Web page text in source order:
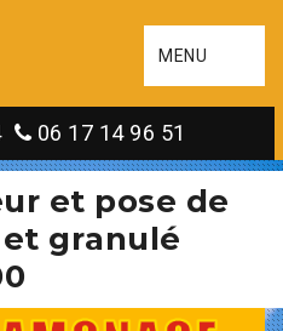
MENU
06 17 14 96 51
et pose de
granulé